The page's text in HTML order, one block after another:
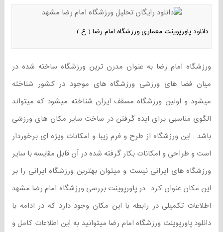
دانلود پاورپوینت معماری ورزشگاه امام رضا ( ع )
ورزشگاه امام رضا به عنوان مدرن ترین ورزشگاه ساخته شده در
میان فضا های ورزشی ورزشگاه های موجود در کشور شناخته
میشود و اولین ورزشگاه مسقف ایران شناخته میشود که میتواند
الگوی مناسبی برای ایده گرفتن در ساخت سایر مکان های ورزشی
باشد , این ورزشگاه از طرح و فرم زیبا و امکانات ویژه ای برخوردار
است و طراحی و امکانات بکار گرفته شده در آن قابل مقایسه با سایر
ورزشگاه های ایرانی نیست و میتوان بهترین ورزشگاه ایرانی را بر
این مکان عنوان کرد . در پاورپوینت بررسی ورزشگاه امام رضا مشهد
اطلاعات تکمیلی در رابطه با این مکان وجود دارد که در ادامه با
دانلود پاورپوینت ورزشگاه امام رضا میتوانید به این اطلاعات کامل و